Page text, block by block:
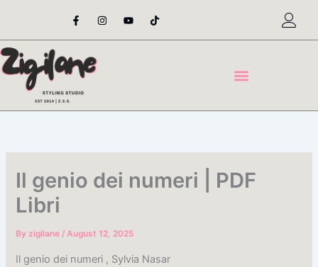
content
F
a
e
o
o
-
I
n
t
Y
o
t
T
i
t
Il genio dei numeri | PDF
Libri
Byzigilane/August 12, 2025
Il genio dei numeri , Sylvia Nasar